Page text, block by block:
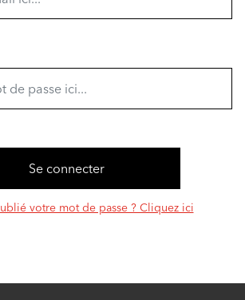
votre mot de passe ? Cliquez ici